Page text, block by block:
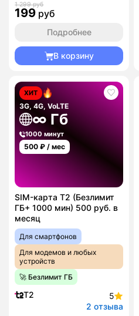
1 299 руб
199 руб
Подробнее
В корзину
ХИТ
3G, 4G, VoLTE
∞ Гб
1000 минут
500 ₽ / мес
SIM-карта T2 (Безлимит
ГБ+ 1000 мин) 500 руб. в
месяц
Для смартфонов
Для модемов и любых
устройств
🚀 Безлимит ГБ
T2
5
2 отзыва